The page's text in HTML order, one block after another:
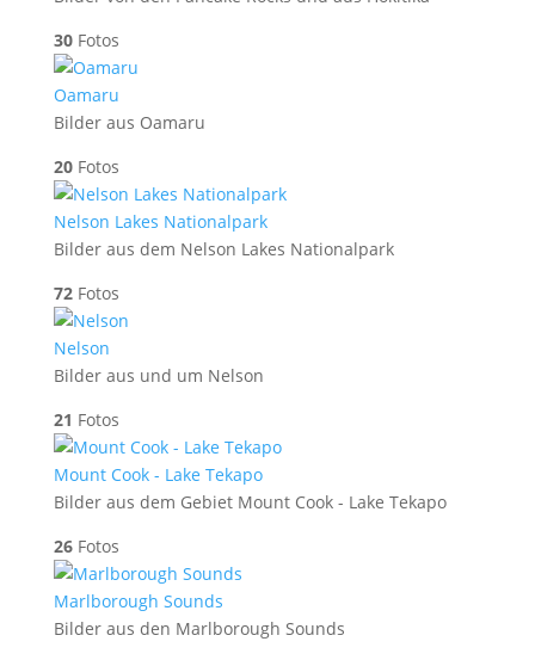
30Fotos
Oamaru
Bilder aus Oamaru
20Fotos
Nelson Lakes Nationalpark
Bilder aus dem Nelson Lakes Nationalpark
72Fotos
Nelson
Bilder aus und um Nelson
21 Fotos
Mount Cook - Lake Tekapo
Bilder aus dem Gebiet Mount Cook - Lake Tekapo
26Fotos
Marlborough Sounds
Bilder aus den Marlborough Sounds